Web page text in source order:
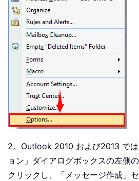
2。Outlook 2010 および2013 で
ョン」ダイアログボックスの左側
クリックし、「メッセージ作成」